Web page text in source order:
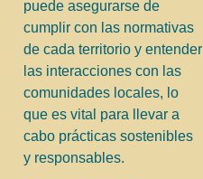
puede asegurarse de
cumplir con las normativas
de cada territorio y entender
las interacciones con las
comunidades locales, lo
que es vital para llevar a
cabo prácticas sostenibles
y responsables.